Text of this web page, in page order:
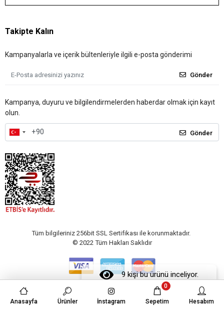
9 kişi bu ürünü inceliyor.
Takipte Kalın
Kampanyalarla ve içerik bültenleriyle ilgili e-posta gönderimi
Gönder
Kampanya, duyuru ve bilgilendirmelerden haberdar olmak için kayıt
olun.
Gönder
Tüm bilgileriniz 256bit SSL Sertifikası ile korunmaktadır.
© 2022 Tüm Hakları Saklıdır
Anasayfa Ürünler İnstagram Sepetim
0
Hesabım